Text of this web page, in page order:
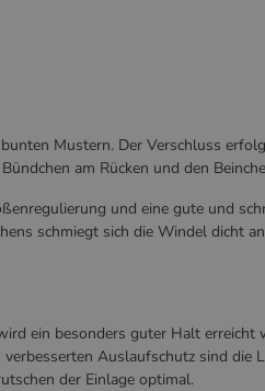
Mustern. Der Verschluss
am Rücken und den
und eine gute und
schmiegt sich die Windel
ein besonders guter Halt
Auslaufschutz sind die
der Einlage optimal.